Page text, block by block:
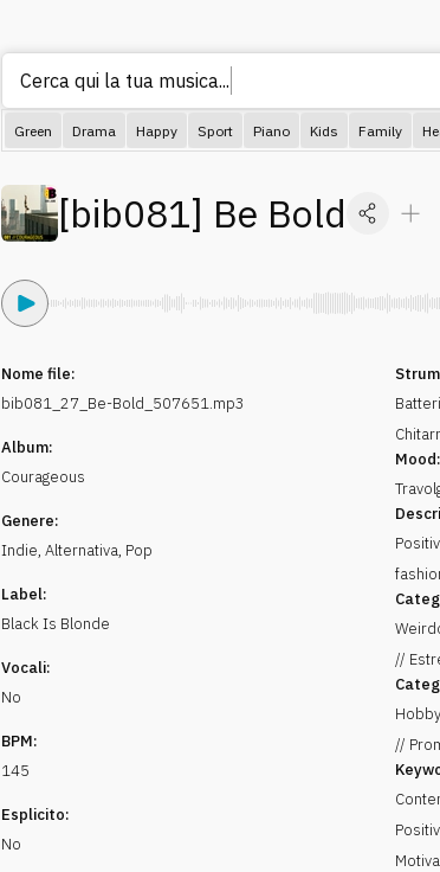
Cerca qui la tua musica...
Green Drama Happy Sport Piano Kids Family
[bib081] Be Bold
Nome file:
bib081_27_Be-Bold_507651.mp3
Album:
Courageous
Genere:
Indie, Alternativa, Pop
Label:
Black Is Blonde
Vocali:
No
BPM:
145
Esplicito:
No
Mood:
//
//